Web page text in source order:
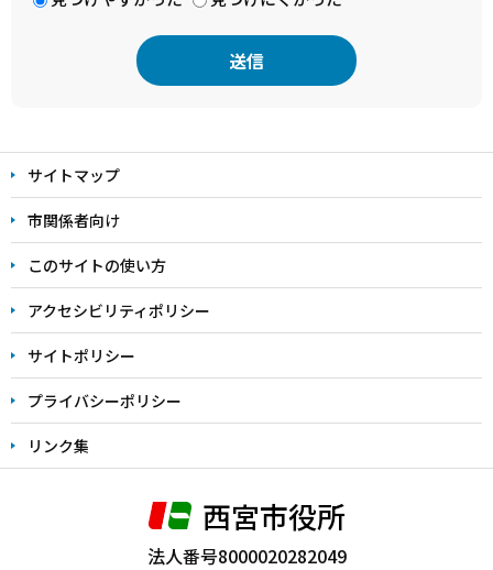
文
こ
こ
ま
で
サイトマップ
市関係者向け
このサイトの使い方
アクセシビリティポリシー
サイトポリシー
プライバシーポリシー
リンク集
西宮市役所
法人番号8000020282049